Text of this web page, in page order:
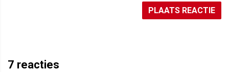
PLAATS REACTIE
7 reacties